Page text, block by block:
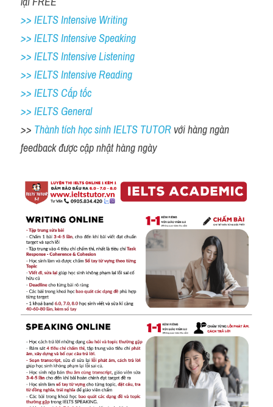
>> IELTS Intensive Writing
>> IELTS Intensive Speaking
>> IELTS Intensive Listening
>> IELTS Intensive Reading
>> IELTS Cấp tốc
>> IELTS General
>> Thành tích học sinh IELTS TUTOR với hàng ngàn
feedback được cập nhật hàng ngày